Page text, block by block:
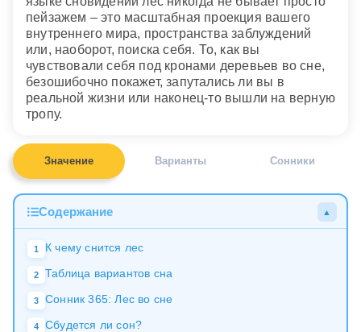
пейзажем – это масштабная проекция вашего
внутреннего мира, пространства заблуждений
или, наоборот, поиска себя. То, как вы
чувствовали себя под кронами деревьев во сне,
безошибочно покажет, запутались ли вы в
реальной жизни или наконец-то вышли на верную
тропу.
Значение Варианты Сонники
Содержание ▲
1 К чему снится лес
2 Таблица вариантов сна
3 Сонник 365: Лес во сне
4 Сбудется ли сон?